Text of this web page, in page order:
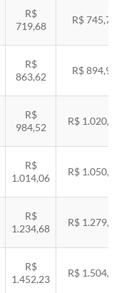
R$
719,68
R$ 745,78
R$
863,62
R$ 894,94
R$
984,52
R$
R$
1.014,06
R$
R$
1.234,68
R$
R$
1.452,23
R$